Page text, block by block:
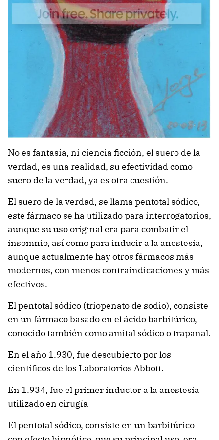
No es fantasía, ni ciencia ficción, el suero de la
verdad, es una realidad, su efectividad como
suero de la verdad, ya es otra cuestión.
El suero de la verdad, se llama pentotal sódico,
este fármaco se ha utilizado para interrogatorios,
aunque su uso original era para combatir el
insomnio, así como para inducir a la anestesia,
aunque actualmente hay otros fármacos más
modernos, con menos contraindicaciones y más
efectivos.
El pentotal sódico (triopenato de sodio), consiste
en un fármaco basado en el ácido barbitúrico,
conocido también como amital sódico o trapanal.
En el año 1.930, fue descubierto por los
científicos de los Laboratorios Abbott.
En 1.934, fue el primer inductor a la anestesia
utilizado en cirugía
El pentotal sódico, consiste en un barbitúrico